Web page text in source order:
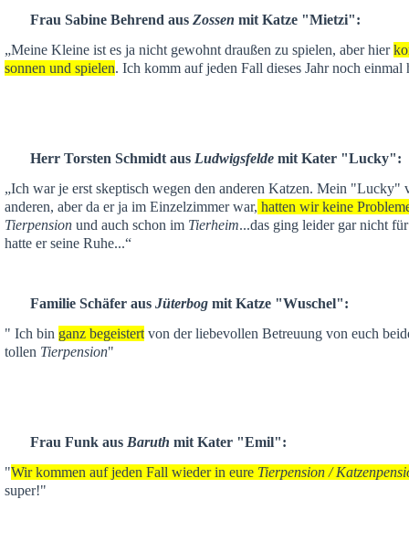
Frau Sabine Behrend aus Zossen mit Katze "Mietzi":
„Meine Kleine ist es ja nicht gewohnt draußen zu spielen, aber hier
sonnen und spielen. Ich komm auf jeden Fall dieses Jahr noch einmal
Herr Torsten Schmidt aus Ludwigsfelde mit Kater "Lucky":
„Ich war je erst skeptisch wegen den anderen Katzen. Mein "Lucky"
anderen, aber da er ja im Einzelzimmer war, hatten wir keine
Tierpension und auch schon im Tierheim...das ging leider gar nicht
hatte er seine Ruhe...“
Familie Schäfer aus Jüterbog mit Katze "Wuschel":
" Ich bin ganz begeistert von der liebevollen Betreuung von euch
tollen Tierpension"
Frau Funk aus Baruth mit Kater "Emil":
"Wir kommen auf jeden Fall wieder in eure Tierpension /
super!"